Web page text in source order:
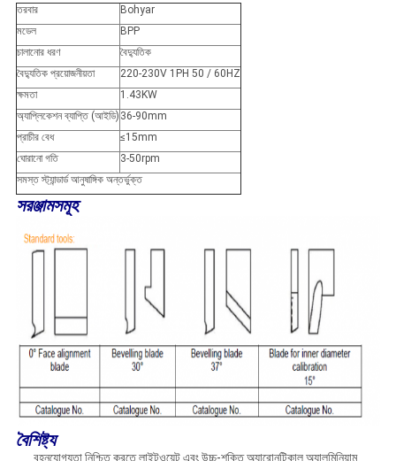
তরবার
Bohyar
মডেল
BPP
চালানোর ধরণ
বৈদ্যুতিক
বৈদ্যুতিক প্রয়োজনীয়তা
220-230V 1PH 50 / 60HZ
ক্ষমতা
1.43KW
অ্যাপ্লিকেশন ব্যাপ্তি (আইডি) 36-90mm
প্রাচীর বেধ
≤15mm
ঘোরানো গতি
3-50rpm
সমস্ত স্ট্যান্ডার্ড আনুষাঙ্গিক অন্তর্ভুক্ত
সরঞ্জামসমূহ
বৈশিষ্ট্য
বহনযোগ্যতা নিশ্চিত করতে লাইটওয়েট এবং উচ্চ-শক্তি অ্যারোনটিকাল অ্যালুমিনিয়াম